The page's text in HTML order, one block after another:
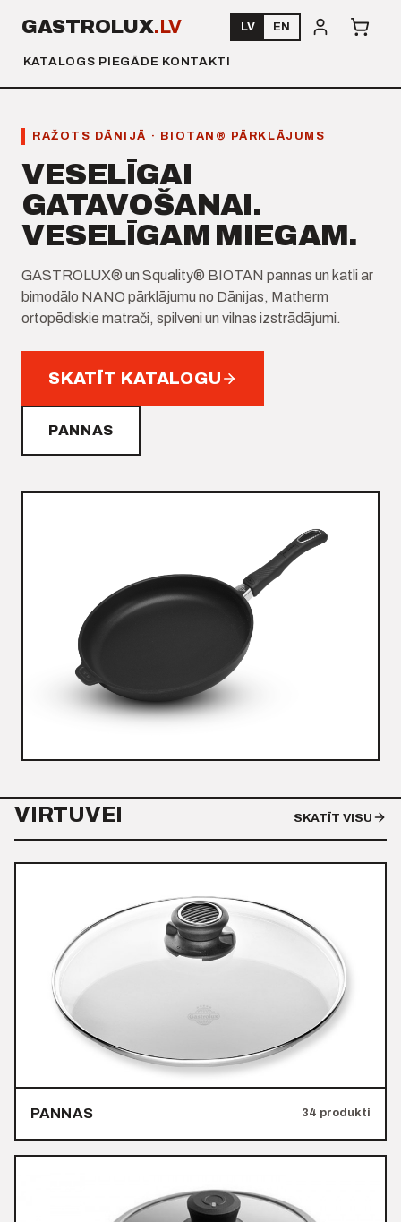
GASTROLUX.LV
KATALOGS PIEGĀDE KONTAKTI
LV EN
RAŽOTS DĀNIJĀ · BIOTAN® PĀRKLĀJUMS
VESELĪGAI
GATAVOŠANAI.
VESELĪGAM MIEGAM.
GASTROLUX® un Squality® BIOTAN pannas un katli ar
bimodālo NANO pārklājumu no Dānijas, Matherm
ortopēdiskie matrači, spilveni un vilnas izstrādājumi.
SKATĪT KATALOGU
PANNAS
VIRTUVEI SKATĪT VISU
PANNAS 34 produkti